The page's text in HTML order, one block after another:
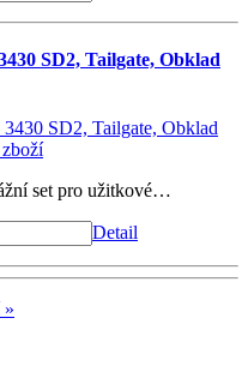
SD2, Tailgate, Obklad
set pro užitkové…
Detail
»